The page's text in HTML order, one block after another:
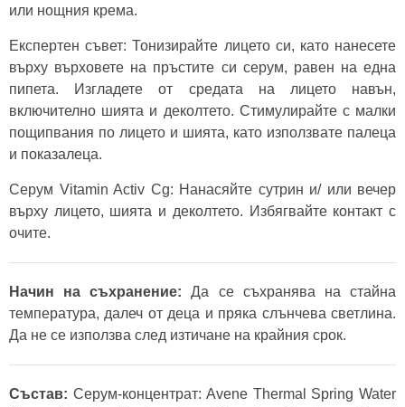
или нощния крема.
Експертен съвет: Тонизирайте лицето си, като нанесете
върху върховете на пръстите си серум, равен на една
пипета. Изгладете от средата на лицето навън,
включително шията и деколтето. Стимулирайте с малки
пощипвания по лицето и шията, като използвате палеца
и показалеца.
Серум Vitamin Activ Cg: Нанасяйте сутрин и/ или вечер
върху лицето, шията и деколтето. Избягвайте контакт с
очите.
Начин на съхранение:Да се ​​съхранява на стайна
температура, далеч от деца и пряка слънчева светлина.
Да не се използва след изтичане на крайния срок.
Състав: Серум-концентрат: Avene Thermal Spring Water